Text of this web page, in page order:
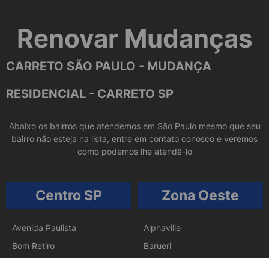
Renovar Mudanças
CARRETO SÃO PAULO - MUDANÇA
RESIDENCIAL - CARRETO SP
Abaixo os bairros que atendemos em São Paulo mesmo que seu
bairro não esteja na lista, entre em contato conosco e veremos
como podemos lhe atendê-lo
Centro SP
Avenida Paulista
Bom Retiro
Zona Oeste
Alphaville
Barueri